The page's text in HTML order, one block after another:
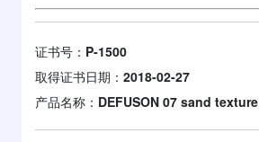
证书号： P-1500
取得证书日期： 2018-02-27
产品名称： DEFUSON 07 sand texture